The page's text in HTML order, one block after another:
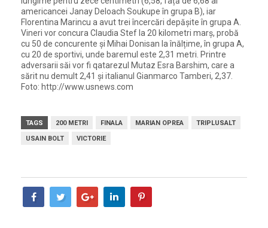
americancei Janay Deloach Soukupe în grupa B), iar
Florentina Marincu a avut trei încercări depășite în grupa A.
Vineri vor concura Claudia Stef la 20 kilometri marș, probă
cu 50 de concurente și Mihai Donisan la înălțime, în grupa A,
cu 20 de sportivi, unde baremul este 2,31 metri. Printre
adversarii săi vor fi qatarezul Mutaz Esra Barshim, care a
sărit nu demult 2,41 și italianul Gianmarco Tamberi, 2,37.
Foto: http://www.usnews.com
TAGS 200 METRI FINALA MARIAN OPREA
TRIPLUSALT
USAIN BOLT
VICTORIE